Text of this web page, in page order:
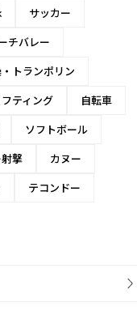
サッカー
チバレー
トランポリン
ティング
自転車
ソフトボール
撃
カヌー
テコンドー